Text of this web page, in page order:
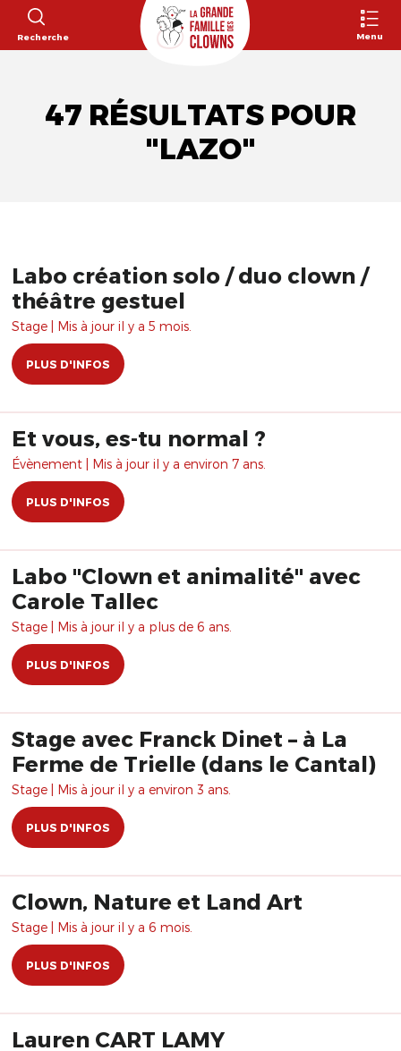
Recherche Menu
47 RÉSULTATS POUR
"LAZO"
Labo création solo / duo clown /
théâtre gestuel
Stage | Mis à jour il y a 5 mois.
PLUS D'INFOS
Et vous, es-tu normal ?
Évènement | Mis à jour il y a environ 7 ans.
PLUS D'INFOS
Labo "Clown et animalité" avec
Carole Tallec
Stage | Mis à jour il y a plus de 6 ans.
PLUS D'INFOS
Stage avec Franck Dinet – à La
Ferme de Trielle (dans le Cantal)
Stage | Mis à jour il y a environ 3 ans.
PLUS D'INFOS
Clown, Nature et Land Art
Stage | Mis à jour il y a 6 mois.
PLUS D'INFOS
Lauren CART LAMY